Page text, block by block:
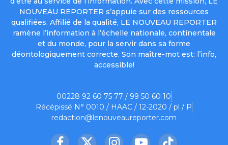
NOUVEAU REPORTER s’appuie sur des ressources
qualifiées. Affilié de la qualité, LE NOUVEAU REPORTER
ramène l’information à l’échelle nationale, continentale
et du monde, pour la servir dans sa forme
déontologiquement correcte. Son maître-mot est: l’info,
accessible!
00228 92 60 75 77 / 99 50 60 10
Récépissé N° 0010 / HAAC / 12-2020 / pl / P
redaction@lenouveaureporter.com